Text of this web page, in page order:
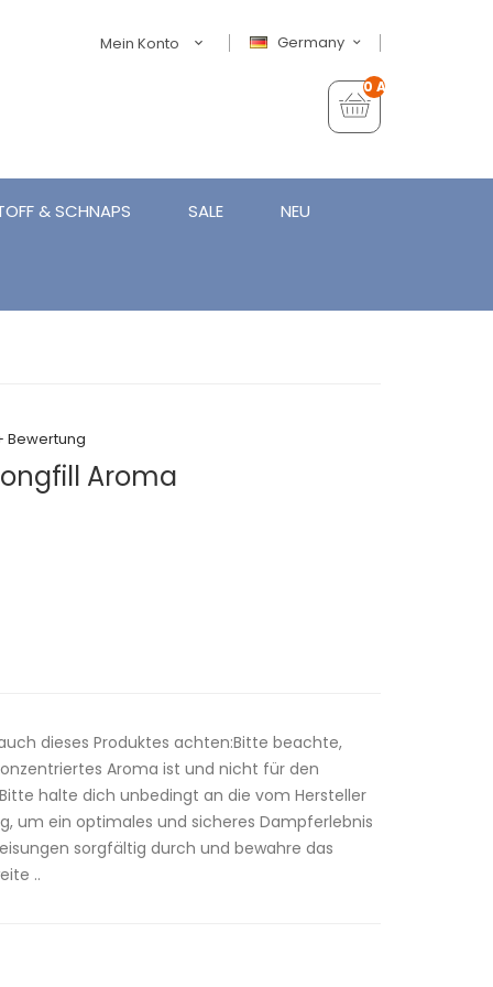
Germany
Mein Konto
0 Artikel - €0,00
& SCHNAPS SALE NEU
Bewertung
Aroma
dieses Produktes achten:Bitte beachte,
Aroma ist und nicht für den
halte dich unbedingt an die vom Hersteller
um ein optimales und sicheres Dampferlebnis
sorgfältig durch und bewahre das
..